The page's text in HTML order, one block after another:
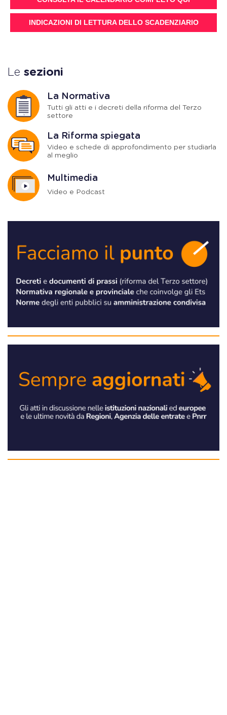
INDICAZIONI DI LETTURA DELLO SCADENZIARIO
Le sezioni
La Normativa
Tutti gli atti e i decreti della riforma del Terzo
settore
La Riforma spiegata
Video e schede di approfondimento per studiarla
al meglio
Multimedia
Video e Podcast